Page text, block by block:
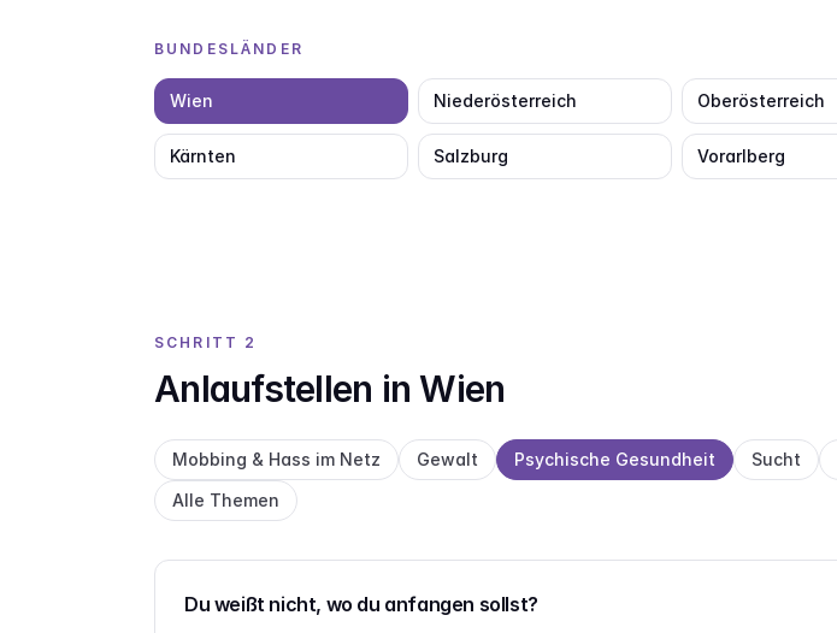
BUNDESLÄNDER
Wien Niederösterreich Oberösterreich
Kärnten Salzburg Vorarlberg
SCHRITT 2
Anlaufstellen in Wien
Mobbing & Hass im Netz Gewalt Psychische Gesundheit Sucht
Alle Themen
Du weißt nicht, wo du anfangen sollst?